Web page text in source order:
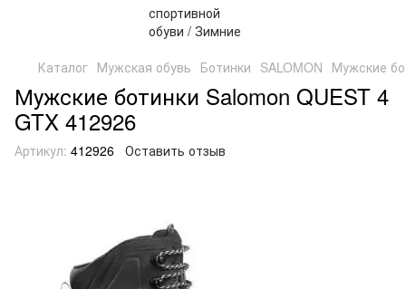
Каталог Мужская обувь Ботинки SALOMON Мужские
Мужские ботинки Salomon QUEST 4
GTX 412926
Артикул: 412926 Оставить отзыв